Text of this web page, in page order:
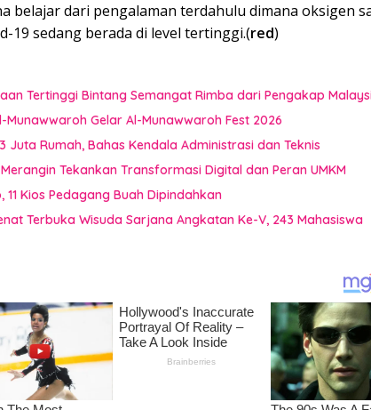
belajar dari pengalaman terdahulu dimana oksigen
19 sedang berada di level tertinggi.(red)
Tertinggi Bintang Semangat Rimba dari Pengakap
Munawwaroh Gelar Al-Munawwaroh Fest 2026
Juta Rumah, Bahas Kendala Administrasi dan Teknis
Tekankan Transformasi Digital dan Peran UMKM
Kios Pedagang Buah Dipindahkan
Terbuka Wisuda Sarjana Angkatan Ke-V, 243 Mahasiswa